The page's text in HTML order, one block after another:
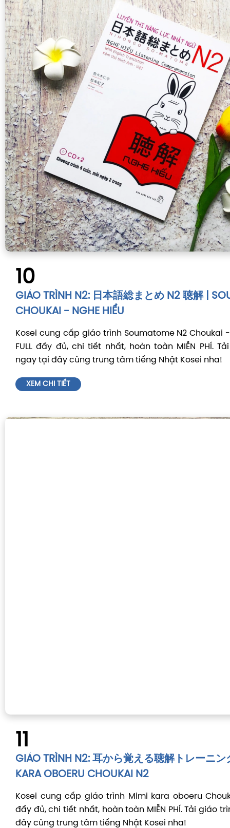
10
GIÁO TRÌNH N2: 日本語総まとめ N2 聴解 |
CHOUKAI - NGHE HIỂU
Kosei cung cấp giáo trình Soumatome N2 Choukai
FULL đẩy đủ, chi tiết nhất, hoàn toàn MIỄN PHÍ.
ngay tại đây cùng trung tâm tiếng Nhật Kosei nha!
XEM CHI TIẾT
11
GIÁO TRÌNH N2: 耳から覚える聴解トレーニン
KARA OBOERU CHOUKAI N2
Kosei cung cấp giáo trình Mimi kara oboeru
đẩy đủ, chi tiết nhất, hoàn toàn MIỄN PHÍ. Tải giáo
đây cùng trung tâm tiếng Nhật Kosei nha!